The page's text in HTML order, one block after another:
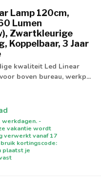
Lamp 120cm,
Lumen
Zwartkleurige
Koppelbaar, 3 Jaar
kwaliteit Led Linear
boven bureau, werkp...
-
vakantie wordt
verwerkt vanaf 17
kortingscode:
plaatst je